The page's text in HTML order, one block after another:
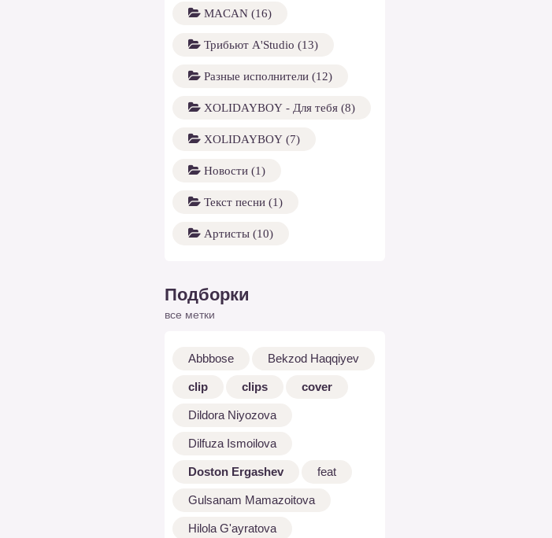
MACAN (16)
Трибьют A'Studio (13)
Разные исполнители (12)
XOLIDAYBOY - Для тебя (8)
XOLIDAYBOY (7)
Новости (1)
Текст песни (1)
Артисты (10)
Подборки
все метки
Abbbose Bekzod Haqqiyev
clip clips cover
Dildora Niyozova
Dilfuza Ismoilova
Doston Ergashev feat
Gulsanam Mamazoitova
Hilola G'ayratova